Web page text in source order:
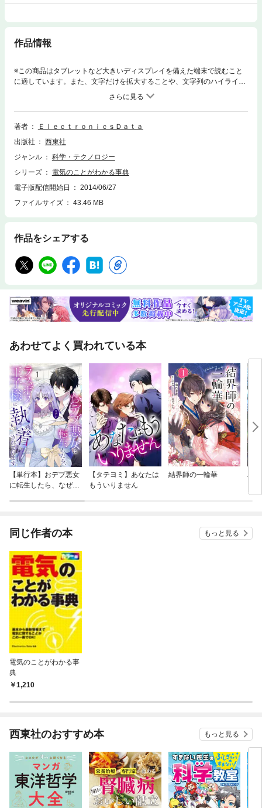
作品情報
※この商品はタブレットなど大きいディスプレイを備えた端末で読むこと
に適しています。また、文字だけを拡大することや、文字列のハイライ
ト、検索、辞書の参照、引用などの機能が使用できません。私達の暮らし
に欠かせない電気。身近にある電気から未来の電気、そしてエレクトロニ
クスや電場と通信のしくみまでをカラー写真とイラストでわかりやすくビ
ジュアルに解説。＜電子書籍について＞※本電子書籍は同じ書名の出版物
刷出版当時の情報に基づき作成されたものです。※印刷出版を電子書籍化
するにあたり、電子書籍としては不要な情報を含んでいる場合がありま
東社／seitosha
著者
ＥｌｅｃｔｒｏｎｉｃｓＤａｔａ
出版社
西東社
ジャンル
科学・テクノロジー
シリーズ
電気のことがわかる事典
電子版配信開始日
2014/06/27
ファイルサイズ
43.46 MB
作品をシェアする
あわせてよく買われている本
【単行本】おデブ悪女
に転生したら、なぜか
【タテヨミ】あなたは
もういりません
結界師の一輪華
バ
今
同じ作者の本 もっと見る
電気のことがわかる事
典
1,210
西東社のおすすめ本 もっと見る